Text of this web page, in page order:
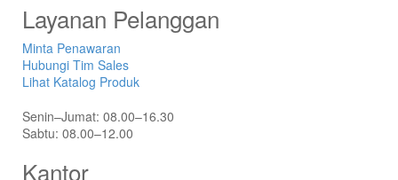
Layanan Pelanggan
Minta Penawaran
Hubungi Tim Sales
Lihat Katalog Produk
Senin–Jumat: 08.00–16.30
Sabtu: 08.00–12.00
Kantor